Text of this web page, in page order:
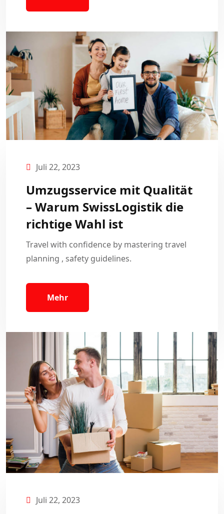
Juli 22, 2023
Umzugsservice mit Qualität
– Warum SwissLogistik die
richtige Wahl ist
Travel with confidence by mastering travel
planning , safety guidelines.
Mehr
Juli 22, 2023